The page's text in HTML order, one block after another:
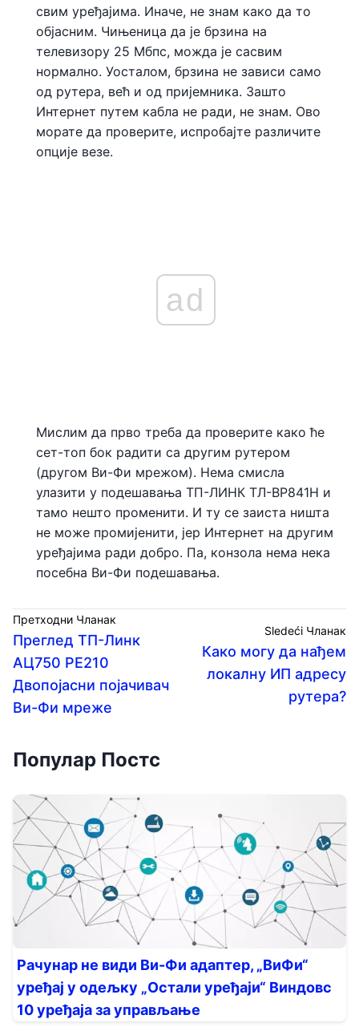
свим уређајима. Иначе, не знам како да то
објасним. Чињеница да је брзина на
телевизору 25 Мбпс, можда је сасвим
нормално. Уосталом, брзина не зависи само
од рутера, већ и од пријемника. Зашто
Интернет путем кабла не ради, не знам. Ово
морате да проверите, испробајте различите
опције везе.
ad
Мислим да прво треба да проверите како ће
сет-топ бок радити са другим рутером
(другом Ви-Фи мрежом). Нема смисла
улазити у подешавања ТП-ЛИНК ТЛ-ВР841Н и
тамо нешто променити. И ту се заиста ништа
не може промијенити, јер Интернет на другим
уређајима ради добро. Па, конзола нема нека
посебна Ви-Фи подешавања.
Претходни Чланак
Преглед ТП-Линк
АЦ750 РЕ210
Двопојасни појачивач
Ви-Фи мреже
Sledeći Чланак
Како могу да нађем
локалну ИП адресу
рутера?
Популар Постс
Рачунар не види Ви-Фи адаптер, „ВиФи“
уређај у одељку „Остали уређаји“ Виндовс
10 уређаја за управљање